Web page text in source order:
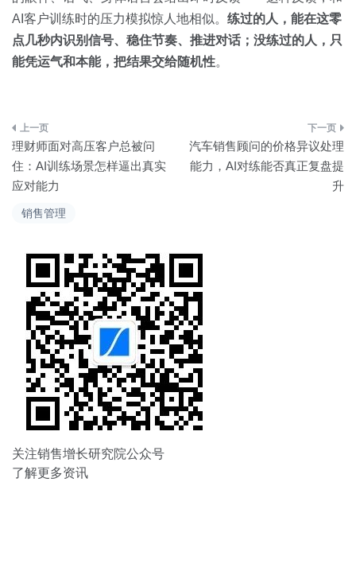
销售管理
AI客户训练时的压力模拟惊人地相似。 练过的人，能在这零
点几秒内识别信号、稳住节奏、推进对话；没练过的人，只
能凭运气和本能，把结果交给随机性。
文
章
导
理财师面对高压客户总被问
住：AI训练场景怎样逼出真实
应对能力
汽车销售顾问的价格异议处理
能力，AI对练能否真正复盘提
升
关注销售增长研究院公众号
了解更多资讯